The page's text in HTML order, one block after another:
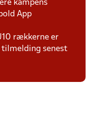
kampens
App
rækkerne er
tilmelding senest